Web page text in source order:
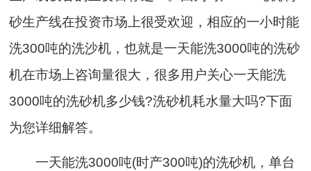
砂生产线在投资市场上很受欢迎，相应的一小时能
洗300吨的洗沙机，也就是一天能洗3000吨的洗砂
机在市场上咨询量很大，很多用户关心一天能洗
3000吨的洗砂机多少钱?洗砂机耗水量大吗?下面
为您详细解答。
一天能洗3000吨(时产300吨)的洗砂机，单台